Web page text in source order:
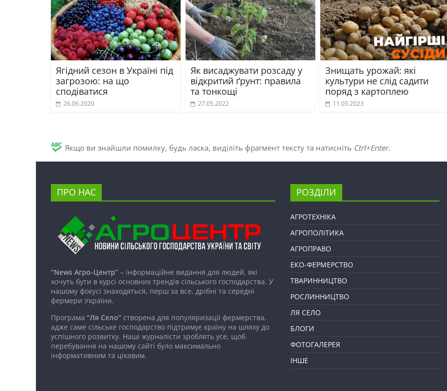
Ягідний сезон в Україні під
загрозою: на що
сподіватися
26.06.2020
Як висаджувати розсаду у
відкритий ґрунт: правила
та тонкощі
27.05.2022
Знищать урожай: які
культури не слід садити
поряд з картоплею
11.05.2023
Якщо ви знайшли помилку, будь ласка, виділіть фрагмент тексту та натисніть Ctrl+Enter.
ПРО НАС
“News Агро-Центр” – інформаційне видання для людей, які
хочуть бути в курсі основних трендів сільського господарства. У
нашому фокусі знаходяться, перш за все, дрібні та середні
фермери України.
Програма “Ля Село” створена для популяризації фермерства,
адже саме сільське господарство підтримує країну на шляху до
успішного розвитку. Наші журналісти зроблять усе, щоб
перебування на нашому сайті було максимально
інформативним та цікавим.
РОЗДІЛИ
АГРОТЕХНІКА
АГРОПОЛІТИКА
АГРОПРАВО
ЕКО-ФЕРМЕРСТВО
ТВАРИННИЦТВО
РОСЛИННИЦТВО
ЛЯ СЕЛО
БЛОГИ
ФОТОГАЛЕРЕЯ
ІНШЕ